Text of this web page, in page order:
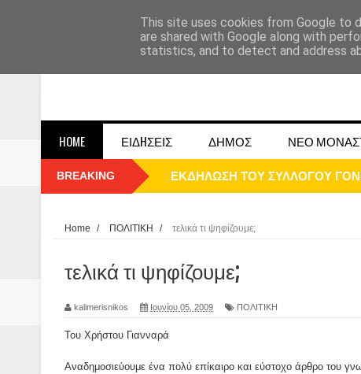
HOME ΕΙΔHΣΕΙΣ ΔΗΜΟΣ ΝΕΟ
BREAKING ΠΑΡΕ΄ΛΑΣΗ 25ΗΣ 2025
ΟΙ ΕΚΔΗΛΩΣΕΙΣ ΤΟΥ ΔΗΜΟΥ
Η εκτέλεση των αδελφών
Home / ΠΟΛΙΤΙΚΗ / τελικά τι ψηφίζουμε;
τελικά τι ψηφίζουμε;
kalimerisnikos Ιουνίου 05, 2009 ΠΟΛΙΤΙΚΗ
Του Χρήστου Γιανναρά
Αναδημοσιεύουμε ένα πολύ επίκαιρο και εύστοχο άρθρο του
This site uses cookies from Google to
are shared with Google along with
statistics, and to detect and address